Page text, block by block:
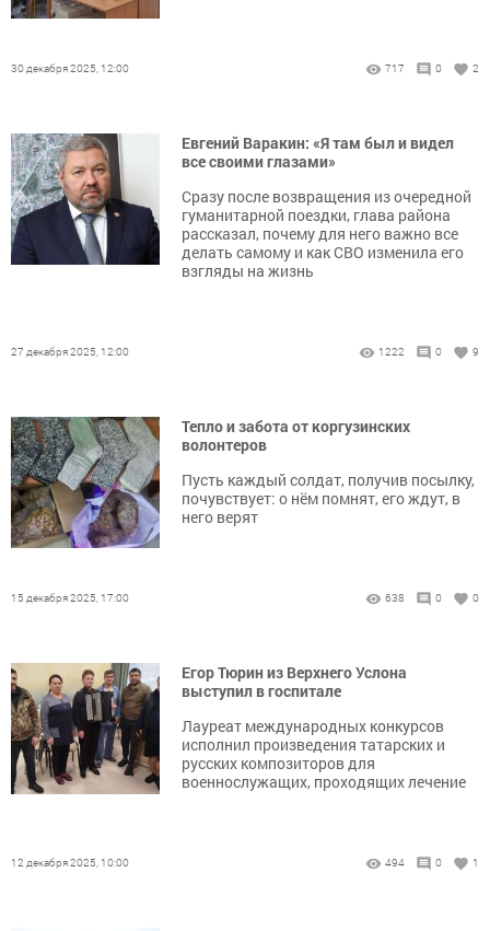
30 декабря 2025, 12:00 717 0 2
Евгений Варакин: «Я там был и видел
все своими глазами»
Сразу после возвращения из очередной
гуманитарной поездки, глава района
рассказал, почему для него важно все
делать самому и как СВО изменила его
взгляды на жизнь
27 декабря 2025, 12:00 1222 0 9
Тепло и забота от коргузинских
волонтеров
Пусть каждый солдат, получив посылку,
почувствует: о нём помнят, его ждут, в
него верят
15 декабря 2025, 17:00 638 0 0
Егор Тюрин из Верхнего Услона
выступил в госпитале
Лауреат международных конкурсов
исполнил произведения татарских и
русских композиторов для
военнослужащих, проходящих лечение
12 декабря 2025, 10:00 494 0 1